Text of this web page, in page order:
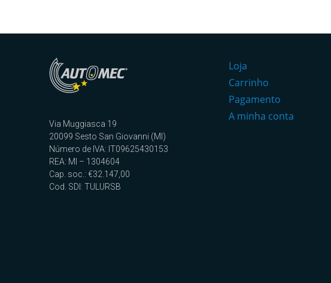
Via Muggiasca 19
20099 Sesto San Giovanni (MI)
Número de IVA: IT09625430153
REA: MI – 1304604
Cap. soc.: €32.147,00
Cod. SDI: TULURSB
Loja
Carrinho
Pagamento
A minha conta